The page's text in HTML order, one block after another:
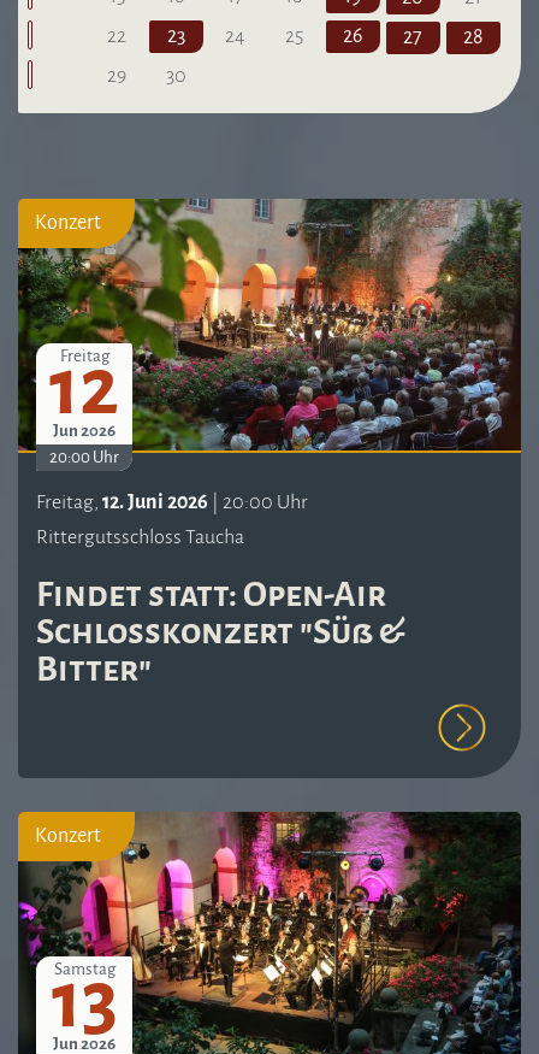
22
23 24 25 26 27
28
29
30
Konzert
Freitag
12
Jun 2026
20:00 Uhr
Freitag, 12. Juni 2026 | 20:00 Uhr
Rittergutsschloss Taucha
Findet statt: Open-Air
Schlosskonzert "Süß &
Bitter"
Konzert
Samstag
13
Jun 2026